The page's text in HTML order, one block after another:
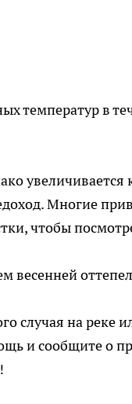
температур в
Многие
чтобы
весенней
случая на реке
и сообщите о